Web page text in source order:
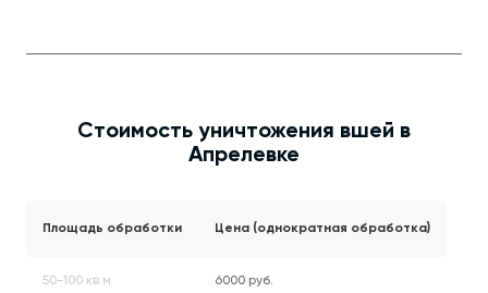
Стоимость уничтожения вшей в
Апрелевке
Площадь обработки Цена (однократная обработка)
50-100 кв.м 6000 руб.